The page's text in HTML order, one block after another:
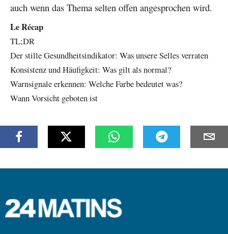
auch wenn das Thema selten offen angesprochen wird.
Le Récap
TL;DR
Der stille Gesundheitsindikator: Was unsere Selles verraten
Konsistenz und Häufigkeit: Was gilt als normal?
Warnsignale erkennen: Welche Farbe bedeutet was?
Wann Vorsicht geboten ist